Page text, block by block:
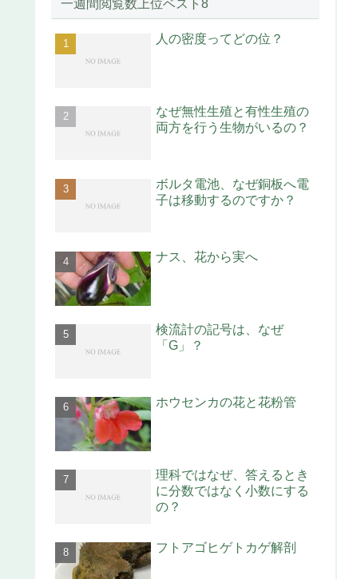
一週間閲覧数上位ベスト8
人の密度ってどの位？
なぜ無性生殖と有性生殖の
両方を行う生物がいるの？
ボルタ電池、なぜ銅板へ電
子は移動するのですか？
ナス、花から実へ
検流計の記号は、なぜ
「G」？
ホウセンカの花と花粉管
理科ではなぜ、答えるとき
に分数ではなく小数にする
の？
フトアゴヒゲトカゲ解剖